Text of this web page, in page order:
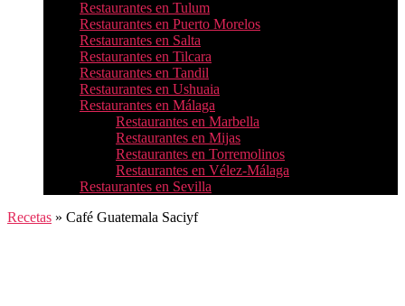
Restaurantes en Tulum
Restaurantes en Puerto Morelos
Restaurantes en Salta
Restaurantes en Tilcara
Restaurantes en Tandil
Restaurantes en Ushuaia
Restaurantes en Málaga
Restaurantes en Marbella
Restaurantes en Mijas
Restaurantes en Torremolinos
Restaurantes en Vélez-Málaga
Restaurantes en Sevilla
Recetas » Café Guatemala Saciyf